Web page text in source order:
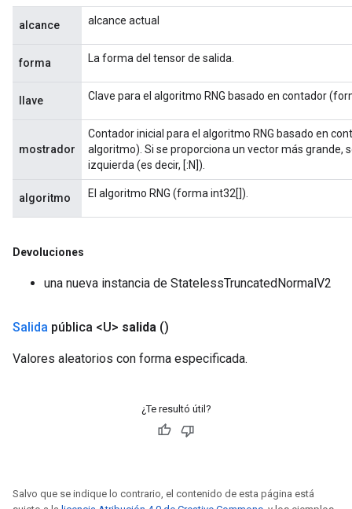
alcance alcance actual
forma La forma del tensor de salida.
llave Clave para el algoritmo RNG basado en contador
mostrador
Contador inicial para el algoritmo RNG basado en
algoritmo). Si se proporciona un vector más grande,
izquierda (es decir, [:N]).
algoritmo El algoritmo RNG (forma int32[]).
Devoluciones
una nueva instancia de StatelessTruncatedNormalV2
Salida pública <U> salida ()
Valores aleatorios con forma especificada.
¿Te resultó útil?
Salvo que se indique lo contrario, el contenido de esta página está